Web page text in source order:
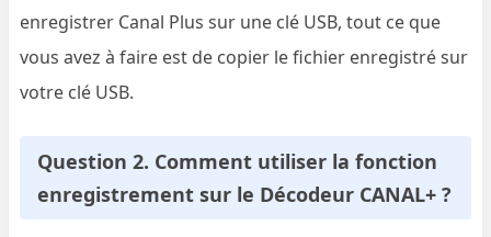
enregistrer Canal Plus sur une clé USB, tout ce que
vous avez à faire est de copier le fichier enregistré sur
votre clé USB.
Question 2. Comment utiliser la fonction
enregistrement sur le Décodeur CANAL+ ?